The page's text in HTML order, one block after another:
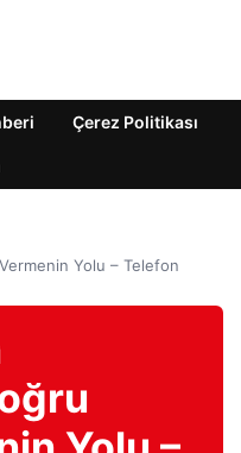
Çerez Politikası
Yolu – Telefon